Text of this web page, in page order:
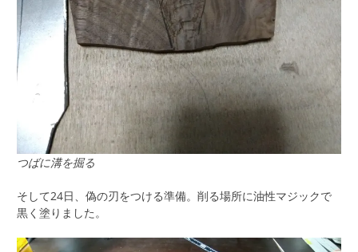
つばに溝を掘る
そして24日、偽の刃をつける準備。削る場所に油性マジックで
黒く塗りました。